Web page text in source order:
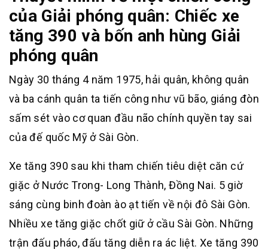
của Giải phóng quân: Chiếc xe
tăng 390 và bốn anh hùng Giải
phóng quân
Ngày 30 tháng 4 năm 1975, hải quân, không quân
và ba cánh quân ta tiến công như vũ bão, giáng đòn
sấm sét vào cơ quan đầu não chính quyền tay sai
của đế quốc Mỹ ở Sài Gòn.
Xe tăng 390 sau khi tham chiến tiêu diệt căn cứ
giặc ở Nước Trong- Long Thành, Đồng Nai. 5 giờ
sáng cùng binh đoàn ào ạt tiến về nội đô Sài Gòn.
Nhiều xe tăng giặc chốt giữ ở cầu Sài Gòn. Những
trận đấu pháo, đấu tăng diễn ra ác liệt. Xe tăng 390